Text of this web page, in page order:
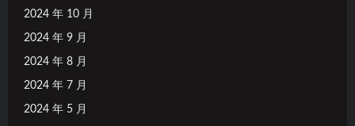
2024 年 10 月
2024 年 9 月
2024 年 8 月
2024 年 7 月
2024 年 5 月